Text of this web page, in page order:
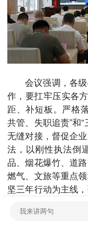
视听
视频快刷 视频
壮语节目 苗语
会议强调，各
作，要扛牢压实各
距、补短板。严格
共管、失职追责”和
无缝对接，督促企
法，以刚性执法倒
品、烟花爆竹、道
燃气、文旅等重点
坚三年行动为主线
患。要做实汛期灾
叫应机制和